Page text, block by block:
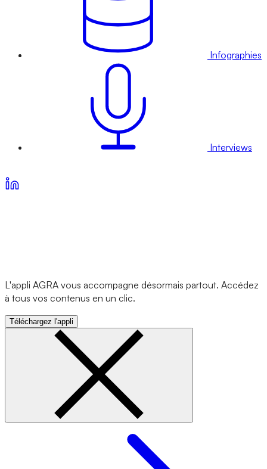
Infographies
Interviews
L'appli AGRA vous accompagne désormais partout. Accédez
à tous vos contenus en un clic.
Téléchargez l'appli